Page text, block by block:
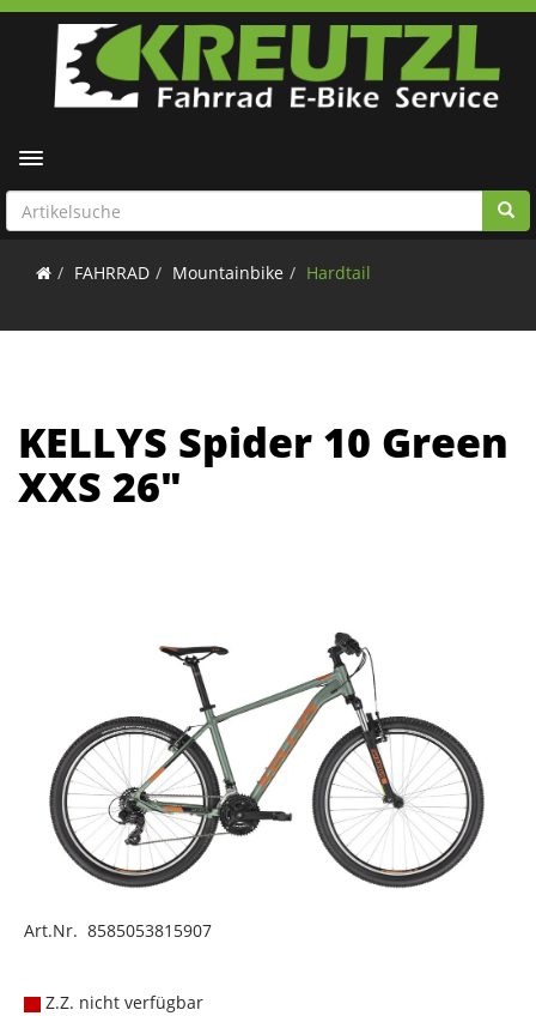
Toggle navigation
FAHRRAD Mountainbike Hardtail
KELLYS Spider 10 Green
XXS 26"
Art.Nr. 8585053815907
Z.Z. nicht verfügbar